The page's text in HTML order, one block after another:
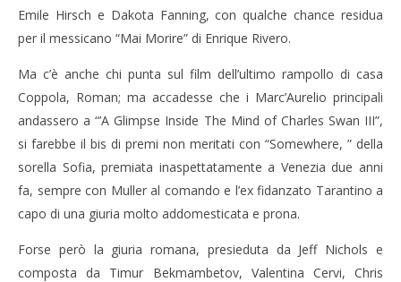
A Roma (e non solo) si chiude
17/11/2012
Emile Hirsch e Dakota Fanning, con qualche chance residua
per il messicano “Mai Morire” di Enrique Rivero.
Ma c’è anche chi punta sul film dell’ultimo rampollo di casa
Coppola, Roman; ma accadesse che i Marc’Aurelio principali
andassero a “’A Glimpse Inside The Mind of Charles Swan III”,
si farebbe il bis di premi non meritati con “Somewhere, ” della
sorella Sofia, premiata inaspettatamente a Venezia due anni
fa, sempre con Muller al comando e l’ex fidanzato Tarantino a
capo di una giuria molto addomesticata e prona.
Forse però la giuria romana, presieduta da Jeff Nichols e
composta da Timur Bekmambetov, Valentina Cervi, Chris